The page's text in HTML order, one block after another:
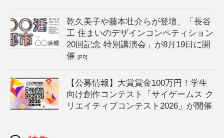
乾久美子や藤本壮介らが登壇、「長谷
工 住まいのデザインコンペティション
20回記念 特別講演会」が8月19日に開
催[PR]
【公募情報】大賞賞金100万円！学生
向け創作コンテスト「サイゲームス ク
リエイティブコンテスト2026」が開催